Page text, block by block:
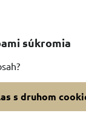
súkromia
s druhom